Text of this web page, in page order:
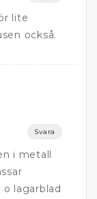
lite
också.
Svara
i metall
lagarblad